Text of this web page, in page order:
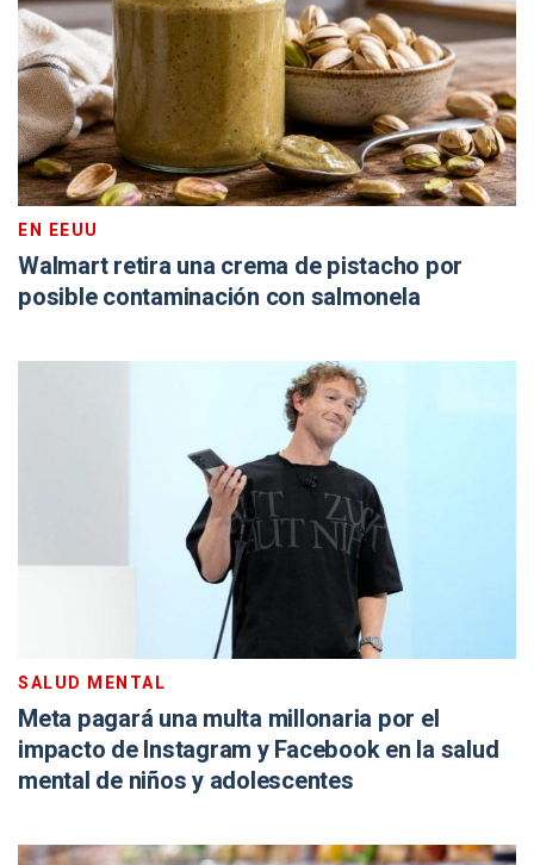
EN EEUU
Walmart retira una crema de pistacho por
posible contaminación con salmonela
SALUD MENTAL
Meta pagará una multa millonaria por el
impacto de Instagram y Facebook en la salud
mental de niños y adolescentes